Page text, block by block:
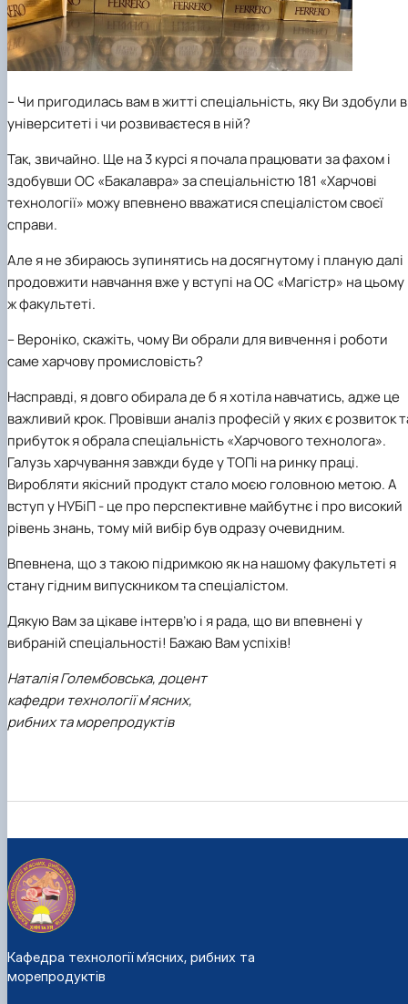
– Чи пригодилась вам в житті спеціальність, яку Ви здобули в
університеті і чи розвиваєтеся в ній?
Так, звичайно. Ще на 3 курсі я почала працювати за фахом і
здобувши ОС «Бакалавра» за спеціальністю 181 «Харчові
технології» можу впевнено вважатися спеціалістом своєї
справи.
Але я не збираюсь зупинятись на досягнутому і планую далі
продовжити навчання вже у вступі на ОС «Магістр» на цьому
ж факультеті.
– Вероніко, скажіть, чому Ви обрали для вивчення і роботи
саме харчову промисловість?
Насправді, я довго обирала де б я хотіла навчатись, адже це
важливий крок. Провівши аналіз професій у яких є розвиток
прибуток я обрала спеціальність «Харчового технолога».
Галузь харчування завжди буде у ТОПі на ринку праці.
Виробляти якісний продукт стало моєю головною метою. А
вступ у НУБіП - це про перспективне майбутнє і про високий
рівень знань, тому мій вибір був одразу очевидним.
Впевнена, що з такою підримкою як на нашому факультеті я
стану гідним випускником та спеціалістом.
Дякую Вам за цікаве інтерв’ю і я рада, що ви впевнені у
вибраній спеціальності! Бажаю Вам успіхів!
Наталія Голембовська, доцент
кафедри технології м′ясних,
рибних та морепродуктів
Кафедра технології м’ясних, рибних та
морепродуктів